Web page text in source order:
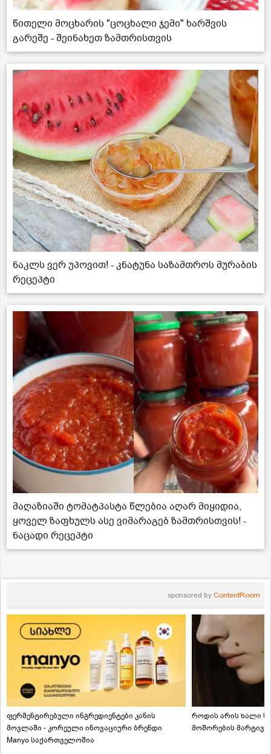
წითელი მოცხარის "ცოცხალი ჯემი" ხარშვის
გარეშე - შეინახეთ ზამთრისთვის
ნაკლს ვერ უპოვით! - კნატუნა საზამთროს მურაბის
რეცეპტი
მაღაზიაში ტომატპასტა წლებია აღარ მიყიდია,
ყოველ ზაფხულს ასე ვიმარაგებ ზამთრისთვის! -
ნაცადი რეცეპტი
sponsored by ContentRoom
ფერმენტირებული ინგრედიენტები კანის
მოვლაში - კორეული ინოვაციური ბრენდი
Manyo საქართველოშია
როდის არის ხალი
მოშორების